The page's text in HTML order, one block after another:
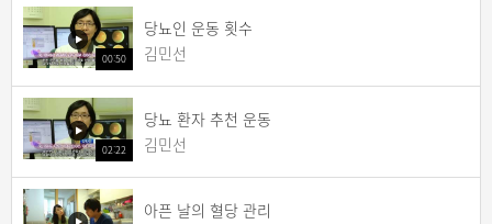
00:50
당뇨인 운동 횟수
김민선
02:22
당뇨 환자 추천 운동
김민선
아픈 날의 혈당 관리